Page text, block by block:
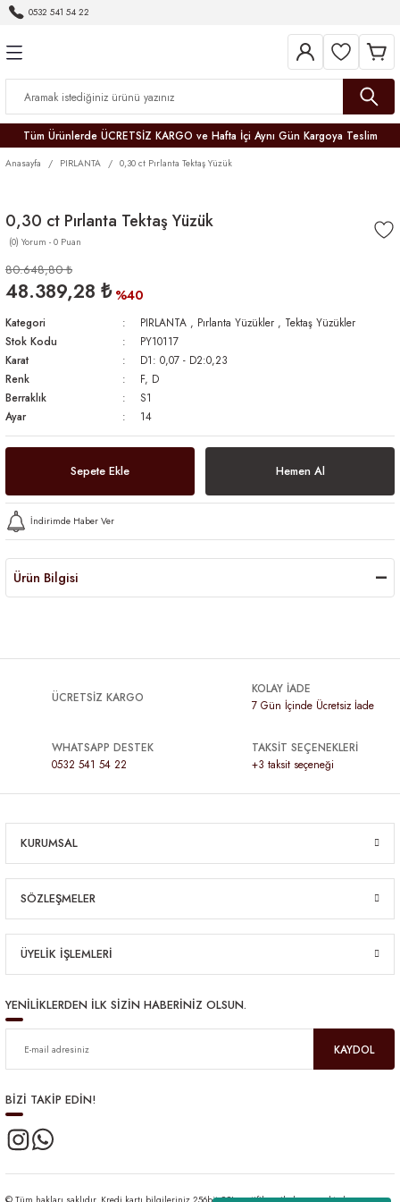
0532 541 54 22
Tüm Ürünlerde ÜCRETSİZ KARGO ve Hafta İçi Aynı Gün Kargoya Teslim
Anasayfa PIRLANTA 0,30 ct Pırlanta Tektaş Yüzük
0,30 ct Pırlanta Tektaş Yüzük
(0) Yorum - 0 Puan
80.648,80 ₺
48.389,28 ₺ %40
Kategori PIRLANTA , Pırlanta Yüzükler , Tektaş Yüzükler
Stok Kodu
PY10117
Karat
D1: 0,07 - D2:0,23
Renk
F, D
Berraklık
S1
Ayar
14
Sepete Ekle Hemen Al
İndirimde Haber Ver
Ürün Bilgisi
ÜCRETSİZ KARGO
KOLAY İADE
7 Gün İçinde Ücretsiz İade
WHATSAPP DESTEK
0532 541 54 22
TAKSİT SEÇENEKLERİ
+3 taksit seçeneği
KURUMSAL
SÖZLEŞMELER
ÜYELİK İŞLEMLERİ
YENİLİKLERDEN İLK SİZİN HABERİNİZ OLSUN.
KAYDOL
BİZİ TAKİP EDİN!